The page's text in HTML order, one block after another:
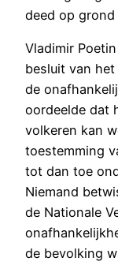
deed op
Vladimir
besluit van
de
oordeelde dat
volkeren kan
toestemming
tot dan toe
Niemand
de Nationale
de bevolking